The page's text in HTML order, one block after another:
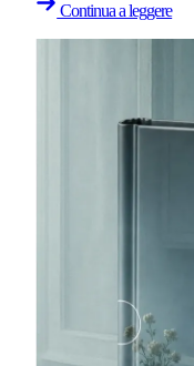
Continua a leggere